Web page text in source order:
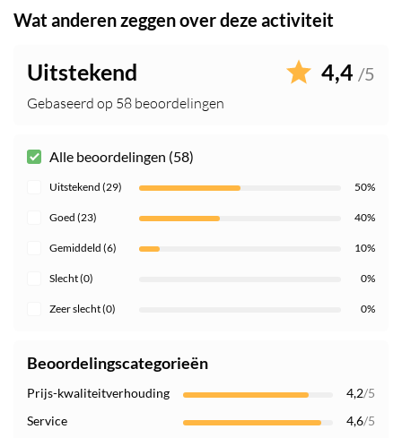
Wat anderen zeggen over deze activiteit
Uitstekend 4,4 /5
Gebaseerd op 58 beoordelingen
Alle beoordelingen (58)
Uitstekend (29) 50%
Goed (23) 40%
Gemiddeld (6) 10%
Slecht (0) 0%
Zeer slecht (0) 0%
Beoordelingscategorieën
Prijs-kwaliteitverhouding 4,2/5
Service
4,6/5